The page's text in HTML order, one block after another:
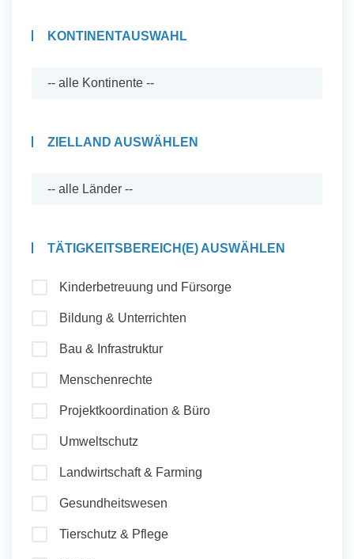
Initiativbewerbung
Auslandserfahrung Sammeln
Initiativbewerbung
KONTINENTAUSWAHL
ZIELLAND AUSWÄHLEN
TÄTIGKEITSBEREICH(E) AUSWÄHLEN
Kinderbetreuung und Fürsorge
Bildung & Unterrichten
Bau & Infrastruktur
Menschenrechte
Projektkoordination & Büro
Umweltschutz
Landwirtschaft & Farming
Gesundheitswesen
Tierschutz & Pflege